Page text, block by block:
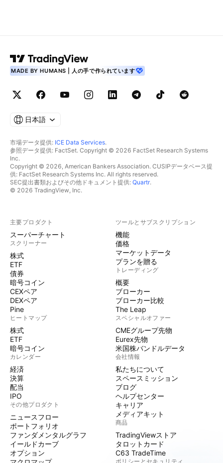
MADE BY HUMANS | 人の手で作られています
日本語
市場データ提供: ICE Data Services.
参照データ提供: FactSet. Copyright © 2026 FactSet Research Systems
Inc.
Copyright © 2026, American Bankers Association. CUSIPデータベース提
供: FactSet Research Systems Inc. All rights reserved.
SEC提出書類およびその他ドキュメント提供: Quartr.
© 2026 TradingView, Inc.
主要プロダクト
スーパーチャート
スクリーナー
株式
ETF
債券
暗号コイン
CEXペア
DEXペア
Pine
ヒートマップ
株式
ETF
暗号コイン
カレンダー
経済
決算
配当
IPO
その他プロダクト
ニュースフロー
ポートフォリオ
ファンダメンタルグラフ
イールドカーブ
オプション
ツールとサブスクリプション
機能
価格
マーケットデータ
プランを贈る
トレーディング
概要
ブローカー
ブローカー比較
The Leap
スペシャルオファー
CMEグループ先物
Eurex先物
米国株バンドルデータ
会社情報
私たちについて
スペースミッション
ブログ
ヘルプセンター
キャリア
メディアキット
商品
TradingViewストア
タロットカード
C63 TradeTime
ポリシーとセキュリティ